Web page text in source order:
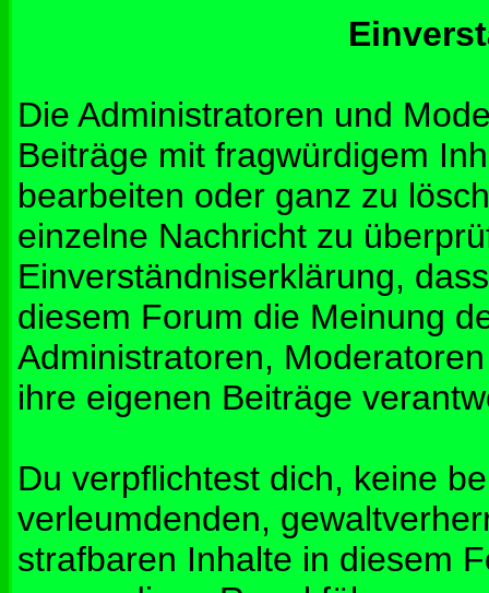
Die Administratoren und
Beiträge mit fragwürdigem
bearbeiten oder ganz zu
einzelne Nachricht zu
Einverständniserklärung,
diesem Forum die Meinung
Administratoren,
ihre eigenen Beiträge
Du verpflichtest dich, keine
verleumdenden,
strafbaren Inhalte in diesem